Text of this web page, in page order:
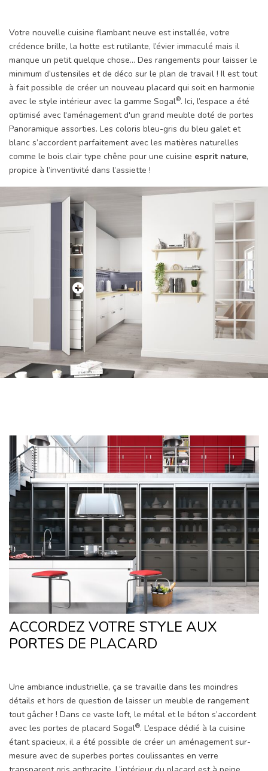
Votre nouvelle cuisine flambant neuve est installée, votre
crédence brille, la hotte est rutilante, l’évier immaculé mais il
manque un petit quelque chose… Des rangements pour laisser le
minimum d’ustensiles et de déco sur le plan de travail ! Il est tout
à fait possible de créer un nouveau placard qui soit en harmonie
avec le style intérieur avec la gamme Sogal®. Ici, l’espace a été
optimisé avec l'aménagement d'un grand meuble doté de portes
Panoramique assorties. Les coloris bleu-gris du bleu galet et
blanc s’accordent parfaitement avec les matières naturelles
comme le bois clair type chêne pour une cuisine esprit nature,
propice à l’inventivité dans l’assiette !
ACCORDEZ VOTRE STYLE AUX
PORTES DE PLACARD
Une ambiance industrielle, ça se travaille dans les moindres
détails et hors de question de laisser un meuble de rangement
tout gâcher ! Dans ce vaste loft, le métal et le béton s’accordent
avec les portes de placard Sogal®. L’espace dédié à la cuisine
étant spacieux, il a été possible de créer un aménagement sur-
mesure avec de superbes portes coulissantes en verre